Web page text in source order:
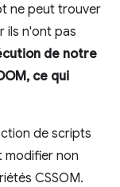
ne peut trouver
ils n'ont pas
de notre
ce qui
de scripts
modifier non
CSSOM.